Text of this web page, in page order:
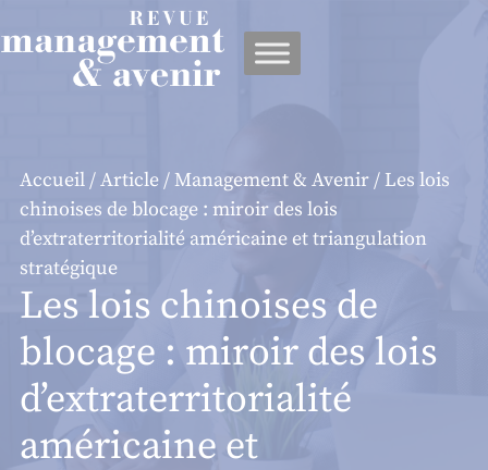
Accueil/Article/ Management & Avenir/ Les lois
chinoises de blocage : miroir des lois
d’extraterritorialité américaine et triangulation
stratégique
Les lois chinoises de
blocage : miroir des lois
d’extraterritorialité
américaine et
Panneau de gestion des cookies